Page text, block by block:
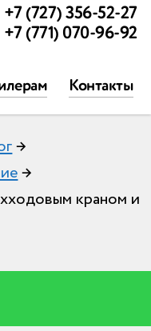
Контакты
+7 (727) 356-52-27
+7 (771) 070-96-92
→
→
краном и